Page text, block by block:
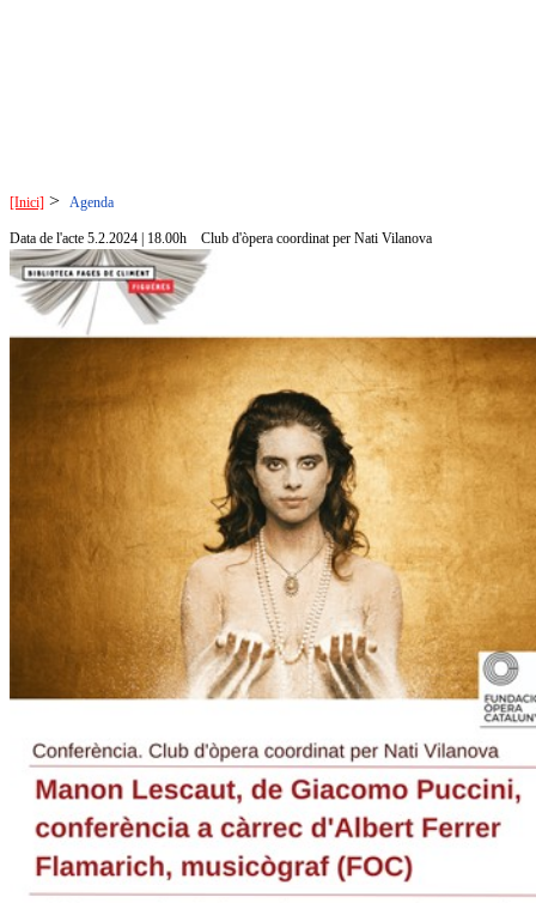
[Inici] > Agenda
Data de l'acte 5.2.2024 | 18.00h Club d'òpera coordinat per Nati Vilanova